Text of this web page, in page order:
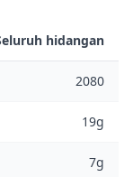
hidangan
2080
19g
7g